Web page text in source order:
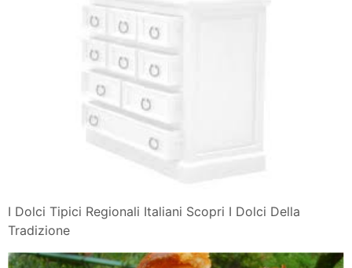
I Dolci Tipici Regionali Italiani Scopri I Dolci Della
Tradizione